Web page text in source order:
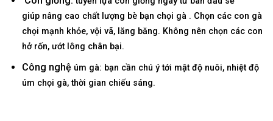
giúp nâng cao chất lượng bè bạn chọi gà . Chọn cáccon gà
chọi mạnh khỏe, vội vã, lăng băng. Không nên chọn cáccon
hở rốn, ướt lông chân bại.
Công nghệ úm gà: bạn cần chú ýtới mật độ nuôi, nhiệt độ
úm chọi gà,thời gian chiếu sáng.